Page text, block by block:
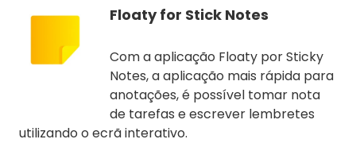
Floaty for Stick Notes
Com a aplicação Floaty por Sticky
Notes, a aplicação mais rápida para
anotações, é possível tomar nota
de tarefas e escrever lembretes
utilizando o ecrã interativo.